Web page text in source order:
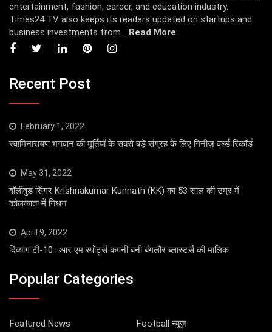
entertainment, fashion, career, and education industry.
Times24 TV also keeps its readers updated on startups and
business investments from... Read More
Recent Post
February 1, 2022
स्वामिनारायण भगवान की मूर्तियों के सबसे बड़े संग्रह के लिए गिनीज़ वर्ल्ड रिकॉर्ड
May 31, 2022
बॉलीवुड सिंगर Krishnakumar Kunnath (KK) का 53 साल की उम्र में
कोलकाता में निधन
April 9, 2022
दिव्यांग टी-10 : आर एम स्पोर्ट्स कंपनी बनी बंगलौर ब्लास्टर्स की मालिक
Popular Categories
Featured News
Football न्यूज़